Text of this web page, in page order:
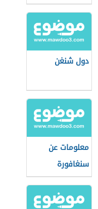
دول شنغن
معلومات عن
سنغافورة